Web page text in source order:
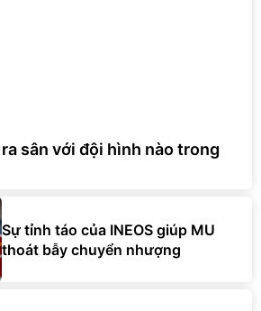
sân với đội hình nào trong
Sự tỉnh táo của INEOS giúp MU
thoát bẫy chuyển nhượng